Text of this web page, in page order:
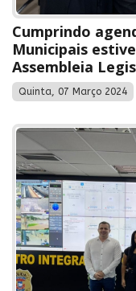
Cumprindo
Municipais
Assembleia
Quinta, 07 Março 2024